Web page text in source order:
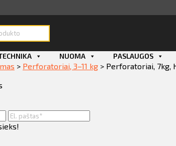
NUOMA PASLAUGOS
> Perforatoriai, 3–11 kg > Perforatoriai, 7kg,